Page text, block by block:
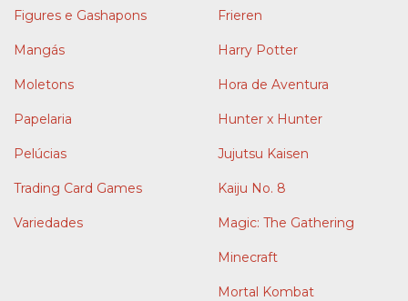
Figures e Gashapons
Mangás
Moletons
Papelaria
Pelúcias
Trading Card Games
Variedades
Frieren
Harry Potter
Hora de Aventura
Hunter x Hunter
Jujutsu Kaisen
Kaiju No. 8
Magic: The Gathering
Minecraft
Mortal Kombat